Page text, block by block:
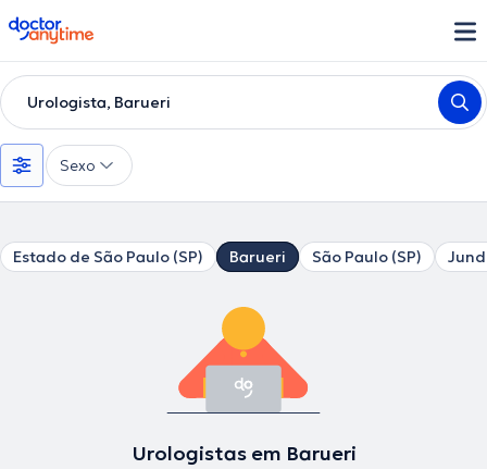
doctoranytime
Urologista, Barueri
Sexo
Estado de São Paulo (SP) Barueri São Paulo (SP)
Urologistas em Barueri